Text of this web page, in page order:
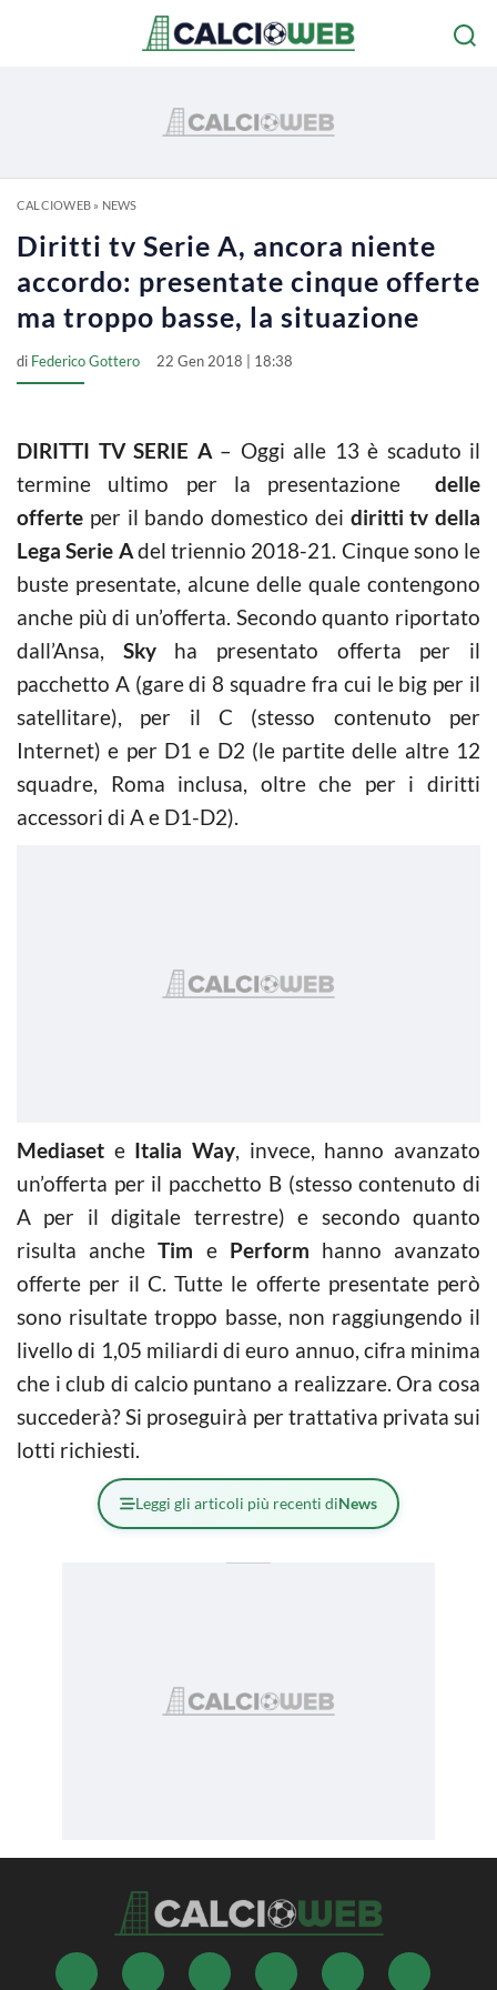
CALCIOWEB» NEWS
Diritti tv Serie A, ancora niente
accordo: presentate cinque offerte
ma troppo basse, la situazione
di Federico Gottero 22 Gen 2018 | 18:38
DIRITTI TV SERIE A– Oggi alle 13 è scaduto il
termine ultimo per la presentazione
delle
offerte per il bando domestico dei diritti tv della
Lega Serie Adel triennio 2018-21. Cinque sono le
buste presentate, alcune delle quale contengono
anche più di un’offerta. Secondo quanto riportato
dall’Ansa, Skyha presentato offerta per il
pacchetto A (gare di 8 squadre fra cui le big per il
satellitare), per il C (stesso contenuto per
Internet) e per D1 e D2 (le partite delle altre 12
squadre, Roma inclusa, oltre che per i diritti
accessori di A e D1-D2).
Mediaset e Italia Way, invece, hanno avanzato
un’offerta per il pacchetto B (stesso contenuto di
A per il digitale terrestre) e secondo quanto
risulta ancheTim e Perform hanno avanzato
offerte per il C. Tutte le offerte presentate però
sono risultate troppo basse, non raggiungendo il
livello di 1,05 miliardi di euro annuo, cifra minima
che i club di calcio puntano a realizzare. Ora cosa
succederà? Si proseguirà per trattativa privata sui
lotti richiesti.
Leggi gli articoli più recenti diNews